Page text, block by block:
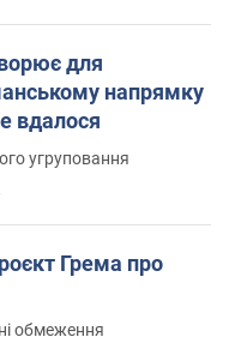
для
напрямку
вдалося
угруповання
Грема про
обмеження